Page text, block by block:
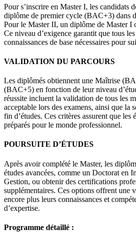
Pour s’inscrire en Master I, les candidats
diplôme de premier cycle (BAC+3) dans
Pour le Master II, un diplôme de Master I
Ce niveau d’exigence garantit que tous
connaissances de base nécessaires pour
VALIDATION DU PARCOURS
Les diplômés obtiennent une Maîtrise
(BAC+5) en fonction de leur niveau
réussite incluent la validation de tous les
acceptable lors des examens, ainsi que la
fin d’études. Ces critères assurent que les
préparés pour le monde professionnel.
POURSUITE D’ÉTUDES
Après avoir complété le Master, les
études avancées, comme un Doctorat en
Gestion, ou obtenir des certifications
supplémentaires. Ces options offrent une
encore plus leurs connaissances et
d’expertise.
Programme détaillé :